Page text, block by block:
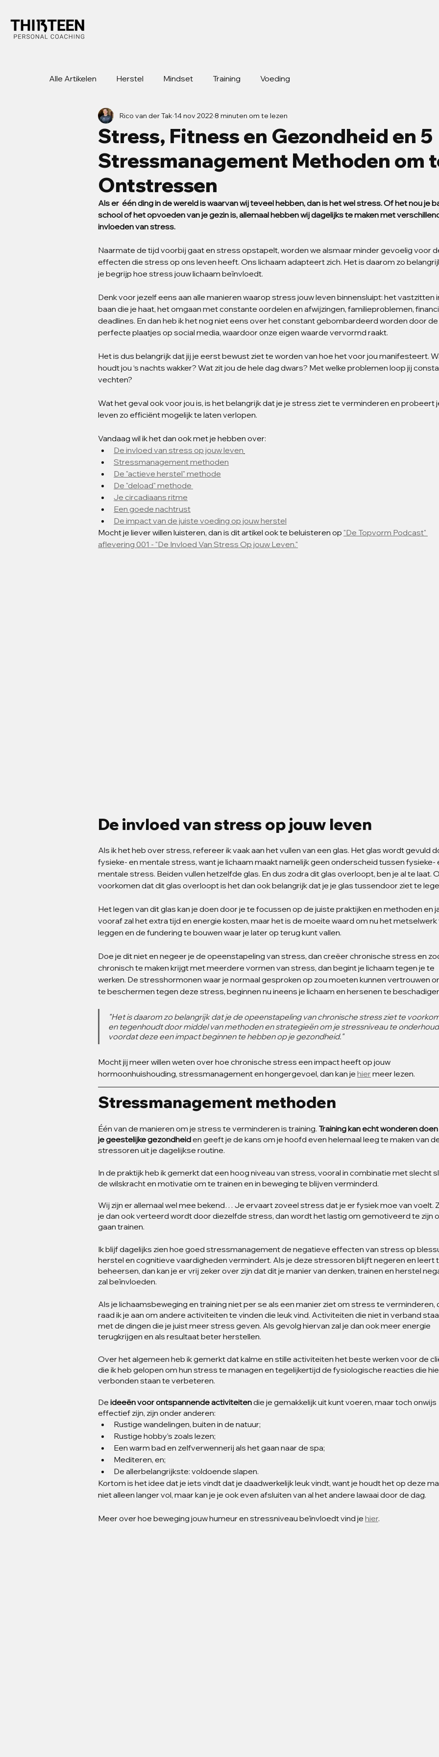
Alle Artikelen Herstel Mindset Training Voeding
Stress, Fitness en Gezondheid en 5
Stressmanagement Methoden om
Ontstressen
Rico van der Tak 14 nov 2022 8 minuten om te lezen
Als er  één ding in de wereld is waarvan wij teveel hebben, dan is het wel stress. Of het nou je
school of het opvoeden van je gezin is, allemaal hebben wij dagelijks te maken met
invloeden van stress.
Naarmate de tijd voorbij gaat en stress opstapelt, worden we alsmaar minder gevoelig voor
effecten die stress op ons leven heeft. Ons lichaam adapteert zich. Het is daarom zo
je begrijp hoe stress jouw lichaam beïnvloedt.
Denk voor jezelf eens aan alle manieren waarop stress jouw leven binnensluipt: het vastzitten
baan die je haat, het omgaan met constante oordelen en afwijzingen, familieproblemen,
deadlines. En dan heb ik het nog niet eens over het constant gebombardeerd worden door de
perfecte plaatjes op social media, waardoor onze eigen waarde vervormd raakt.
Het is dus belangrijk dat jij je eerst bewust ziet te worden van hoe het voor jou manifesteert.
houdt jou ‘s nachts wakker? Wat zit jou de hele dag dwars? Met welke problemen loop jij
vechten?
Wat het geval ook voor jou is, is het belangrijk dat je je stress ziet te verminderen en probeert
leven zo efficiënt mogelijk te laten verlopen.
Vandaag wil ik het dan ook met je hebben over:
De invloed van stress op jouw leven
Stressmanagement methoden
De "actieve herstel" methode
De "deload" methode
Je circadiaans ritme
Een goede nachtrust
De impact van de juiste voeding op jouw herstel
Mocht je liever willen luisteren, dan is dit artikel ook te beluisteren op "De Topvorm Podcast"
aflevering 001 - "De Invloed Van Stress Op jouw Leven."
De invloed van stress op jouw leven
Als ik het heb over stress, refereer ik vaak aan het vullen van een glas. Het glas wordt gevuld
fysieke- en mentale stress, want je lichaam maakt namelijk geen onderscheid tussen fysieke-
mentale stress. Beiden vullen hetzelfde glas. En dus zodra dit glas overloopt, ben je al te laat.
voorkomen dat dit glas overloopt is het dan ook belangrijk dat je je glas tussendoor ziet te
Het legen van dit glas kan je doen door je te focussen op de juiste praktijken en methoden en
vooraf zal het extra tijd en energie kosten, maar het is de moeite waard om nu het metselwerk
leggen en de fundering te bouwen waar je later op terug kunt vallen.
Doe je dit niet en negeer je de opeenstapeling van stress, dan creëer chronische stress en
chronisch te maken krijgt met meerdere vormen van stress, dan begint je lichaam tegen je te
werken. De stresshormonen waar je normaal gesproken op zou moeten kunnen vertrouwen
te beschermen tegen deze stress, beginnen nu ineens je lichaam en hersenen te
"Het is daarom zo belangrijk dat je de opeenstapeling van chronische stress ziet te
en tegenhoudt door middel van methoden en strategieën om je stressniveau te
voordat deze een impact beginnen te hebben op je gezondheid."
Mocht jij meer willen weten over hoe chronische stress een impact heeft op jouw
hormoonhuishouding, stressmanagement en hongergevoel, dan kan je hier meer lezen.
Stressmanagement methoden
Één van de manieren om je stress te verminderen is training. Training kan echt wonderen
je geestelijke gezondheid en geeft je de kans om je hoofd even helemaal leeg te maken van
stressoren uit je dagelijkse routine.
In de praktijk heb ik gemerkt dat een hoog niveau van stress, vooral in combinatie met slecht
de wilskracht en motivatie om te trainen en in beweging te blijven verminderd.
Wij zijn er allemaal wel mee bekend… Je ervaart zoveel stress dat je er fysiek moe van voelt.
je dan ook verteerd wordt door diezelfde stress, dan wordt het lastig om gemotiveerd te zijn
gaan trainen.
Ik blijf dagelijks zien hoe goed stressmanagement de negatieve effecten van stress op
herstel en cognitieve vaardigheden vermindert. Als je deze stressoren blijft negeren en leert
beheersen, dan kan je er vrij zeker over zijn dat dit je manier van denken, trainen en herstel
zal beïnvloeden.
Als je lichaamsbeweging en training niet per se als een manier ziet om stress te verminderen,
raad ik je aan om andere activiteiten te vinden die leuk vind. Activiteiten die niet in verband
met de dingen die je juist meer stress geven. Als gevolg hiervan zal je dan ook meer energie
terugkrijgen en als resultaat beter herstellen.
Over het algemeen heb ik gemerkt dat kalme en stille activiteiten het beste werken voor de
die ik heb gelopen om hun stress te managen en tegelijkertijd de fysiologische reacties die
verbonden staan te verbeteren.
De ideeën voor ontspannende activiteiten die je gemakkelijk uit kunt voeren, maar toch onwijs
effectief zijn, zijn onder anderen:
Rustige wandelingen, buiten in de natuur;
Rustige hobby’s zoals lezen;
Een warm bad en zelfverwennerij als het gaan naar de spa;
Mediteren, en;
De allerbelangrijkste: voldoende slapen.
Kortom is het idee dat je iets vindt dat je daadwerkelijk leuk vindt, want je houdt het op deze
niet alleen langer vol, maar kan je je ook even afsluiten van al het andere lawaai door de dag.
Meer over hoe beweging jouw humeur en stressniveau beïnvloedt vind je hier.